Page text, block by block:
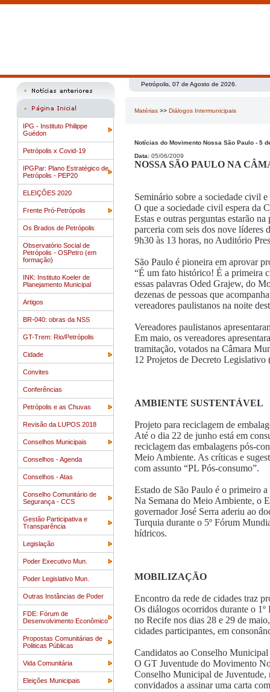
IPG - Instituto Philippe
Guédon
Petrópolis x Covid-19
IPGPar: Plano Estratégico de
Petrópolis - PEP20
ELEIÇÕES 2020
Frente Pró-Petrópolis
Os Brados de Petrópolis
Observatório Social de
Petrópolis - OSPetro (em
formação)
INK: Instituto Koeler de
Planejamento Municipal
Artigos
BR-040: obras da NSS
GT-Trem: Rio/Petrópolis
Cidade
Convites
Conferências
Petrópolis e as Chuvas
Revisão da LUPOS 2018
Conselhos Municipais
Conselhos - Agenda
Conselhos - Atas
Conselho Comunitário de
Segurança - CCS
Gestão Participativa e
Transparência
Legislação
Poder Executivo Mun.
Poder Legislativo Mun.
Outras Instâncias de Poder
FDE: Fórum de
Desenvolvimento Econômico
Propostas Comunitárias de
Politicas Públicas
Vida Comunitária
Eleições Municipais
Petrópolis, 07 de Agosto de 2026.
Matérias >> Diálogos Intermunicipais
Notícias do Movimento Nossa São Paulo - 5
Data: 05/06/2009
NOSSA SÃO PAULO NA
Seminário sobre a sociedade civil
O que a sociedade civil espera da
Estas e outras perguntas estarão
parceria com seis dos nove líderes
9h30 às 13 horas, no Auditório
São Paulo é pioneira em aprovar
“É um fato histórico! É a primeira
essas palavras Oded Grajew, do
dezenas de pessoas que
vereadores paulistanos na noite
Vereadores paulistanos
Em maio, os vereadores
tramitação, votados na Câmara
12 Projetos de Decreto
AMBIENTE SUSTENTÁVEL
Projeto para reciclagem de
Até o dia 22 de junho está em
reciclagem das embalagens pós-
Meio Ambiente. As críticas e
com assunto “PL Pós-consumo”.
Estado de São Paulo é o primeiro a
Na Semana do Meio Ambiente, o
governador José Serra aderiu ao
Turquia durante o 5º Fórum
hídricos.
MOBILIZAÇÃO
Encontro da rede de cidades traz
Os diálogos ocorridos durante o
no Recife nos dias 28 e 29 de
cidades participantes, em
Candidatos ao Conselho
O GT Juventude do Movimento
Conselho Municipal de Juventude,
convidados a assinar uma carta